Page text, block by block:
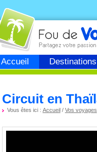
Accueil Destinations
Fou devoyage
Circuit en
Vous êtes ici : Accueil/ Vos voyages